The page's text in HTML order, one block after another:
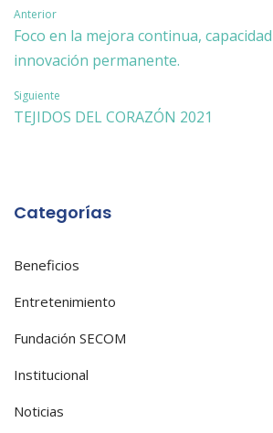
Navegación
de
entradas
Anterior
Foco en la mejora continua,
innovación permanente.
Siguiente
TEJIDOS DEL CORAZÓN 2021
Categorías
Beneficios
Entretenimiento
Fundación SECOM
Institucional
Noticias